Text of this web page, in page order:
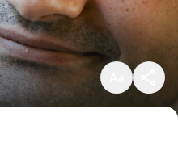
Klein
Standaard
Groot